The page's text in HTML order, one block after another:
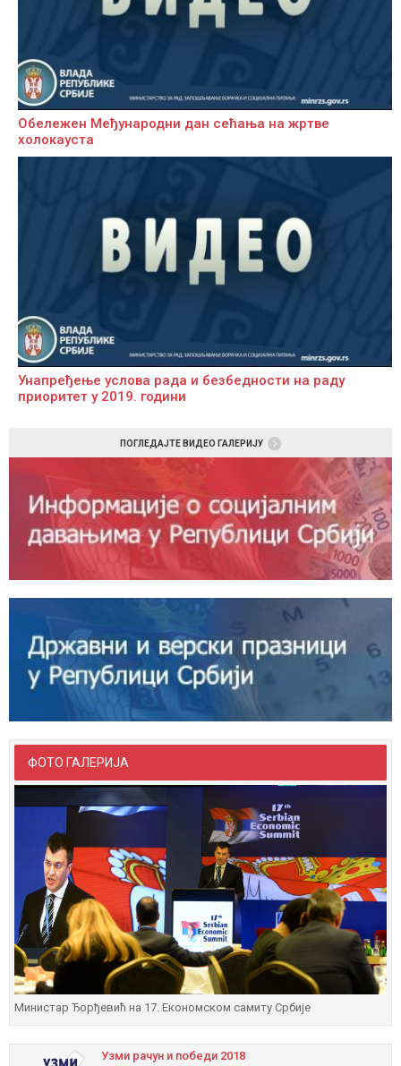
Обележен Међународни дан сећања на жртве
холокауста
Унапређење услова рада и безбедности на раду
приоритет у 2019. години
ПОГЛЕДАЈТЕ ВИДЕО ГАЛЕРИЈУ
ФОТО ГАЛЕРИЈА
Министар Ђорђевић на 17. Економском самиту Србије
Узми рачун и побeди 2018